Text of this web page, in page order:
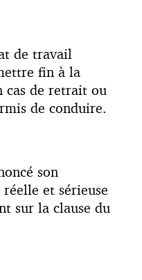
de travail
fin à la
cas de retrait ou
de conduire.
son
et sérieuse
sur la clause du